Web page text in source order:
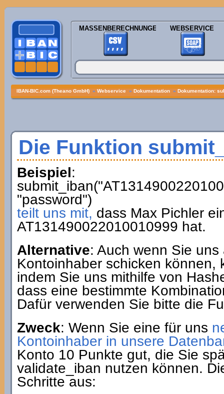
MASSENBERECHNUNGEN WEBSERVICE
IBAN-BIC.com (Theano GmbH) » Webservice » Dokumentation » Dokumentation:
Die Funktion
Beispiel:
"password")
teilt uns mit, dass Max Pichler
AT131490022010010999 hat.
Alternative: Auch wenn Sie
Kontoinhaber schicken
indem Sie uns mithilfe von
dass eine bestimmte
Dafür verwenden Sie bitte die
Zweck: Wenn Sie eine für uns
Kontoinhaber in unsere
Konto 10 Punkte gut, die Sie
validate_iban nutzen können.
Schritte aus: